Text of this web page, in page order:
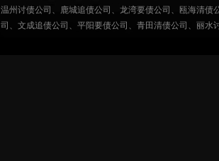
温州讨债公司 、 鹿城追债公司 、 龙湾要债公司 、 瓯海清债
司 、 文成追债公司 、 平阳要债公司 、 青田清债公司 、 丽水